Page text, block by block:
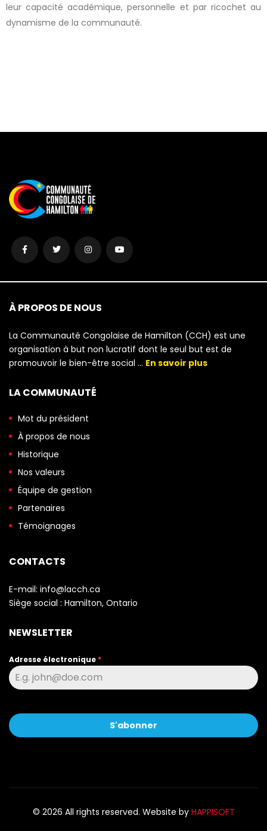
leur capacité académique, personnelle et par ricochet au
dynamisme de la communauté.
À PROPOS DE NOUS
La Communauté Congolaise de Hamilton (CCH) est une
organisation à but non lucratif dont le seul but est de
promouvoir le bien-être social … En savoir plus
LA COMMUNAUTÉ
Mot du président
À propos de nous
Historique
Nos valeurs
Équipe de gestion
Partenaires
Témoignages
CONTACTS
E-mail: info@lacch.ca
Siège social : Hamilton, Ontario
NEWSLETTER
Adresse électronique *
S'abonner
© 2026 All rights reserved. Website by HAPPISOFT